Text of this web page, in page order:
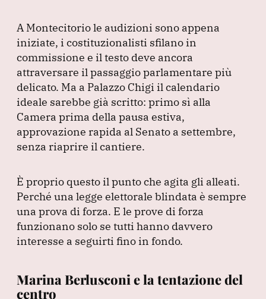
A Montecitorio le audizioni sono appena
iniziate, i costituzionalisti sfilano in
commissione e il testo deve ancora
attraversare il passaggio parlamentare più
delicato. Ma a Palazzo Chigi il calendario
ideale sarebbe già scritto: primo sì alla
Camera prima della pausa estiva,
approvazione rapida al Senato a settembre,
senza riaprire il cantiere.
È proprio questo il punto che agita gli alleati.
Perché una legge elettorale blindata è sempre
una prova di forza. E le prove di forza
funzionano solo se tutti hanno davvero
interesse a seguirti fino in fondo.
Marina Berlusconi e la tentazione del
centro